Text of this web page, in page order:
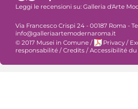
Leggi le recensioni su: Galleria d'Arte
Via Francesco Crispi 24 - 00187 Roma -
info@galleriaartemodernaroma.it
© 2017 Musei in Comune / Privacy /
responsabilité / Credits / Accessibilité